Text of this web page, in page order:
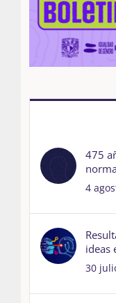
475
4
ideas
30